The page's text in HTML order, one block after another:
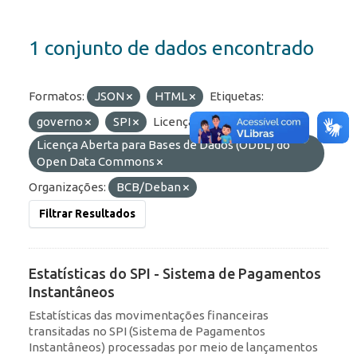
1 conjunto de dados encontrado
Formatos: JSON HTML
Etiquetas:
governo
SPI
Licenças:
Licença Aberta para Bases de Dados (ODbL) do
Open Data Commons
Organizações:
BCB/Deban
Filtrar Resultados
Estatísticas do SPI - Sistema de Pagamentos
Instantâneos
Estatísticas das movimentações financeiras
transitadas no SPI (Sistema de Pagamentos
Instantâneos) processadas por meio de lançamentos